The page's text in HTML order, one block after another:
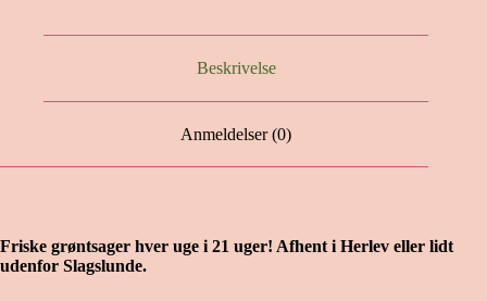
Beskrivelse
Anmeldelser (0)
Friske grøntsager hver uge i 21 uger! Afhent i Herlev eller lidt
udenfor Slagslunde.